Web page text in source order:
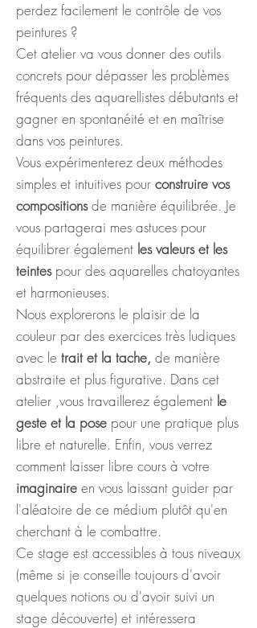
perdez facilement le contrôle de vos
peintures ?
Cet atelier va vous donner des outils
concrets pour dépasser les problèmes
fréquents des aquarellistes débutants et
gagner en spontanéité et en maîtrise
dans vos peintures.
Vous expérimenterez deux méthodes
simples et intuitives pour construire vos
compositionsde manière équilibrée. Je
vous partagerai mes astuces pour
équilibrer également les valeurs et les
teintespour des aquarelles chatoyantes
et harmonieuses.
Nous explorerons le plaisir de la
couleur par des exercices très ludiques
avec le trait et la tache, de manière
abstraite et plus figurative. Dans cet
atelier ,vous travaillerez également le
geste et la pose pour une pratique plus
libre et naturelle. Enfin, vous verrez
comment laisser libre cours à votre
imaginaire en vous laissant guider par
l'aléatoire de ce médium plutôt qu'en
cherchant à le combattre.
Ce stage est accessibles à tous niveaux
(même si je conseille toujours d'avoir
quelques notions ou d'avoir suivi un
stage découverte) et intéressera